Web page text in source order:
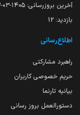
آخرین بروزرسانی: ۱۴۰۵-۰۳-۱۳
بازدید: 12
اطلاع‌رسانی
راهبرد مشارکتی
حریم خصوصی کاربران
بیانیه تارنما
دستورالعمل بروز رسانی